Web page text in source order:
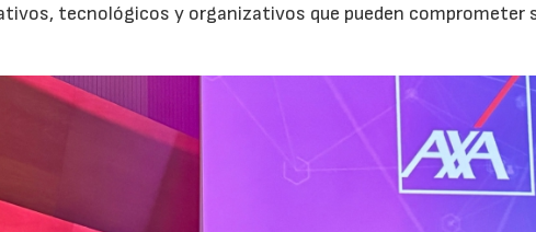
tecnológicos y organizativos que pueden comprometer